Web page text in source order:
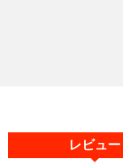
レビュー